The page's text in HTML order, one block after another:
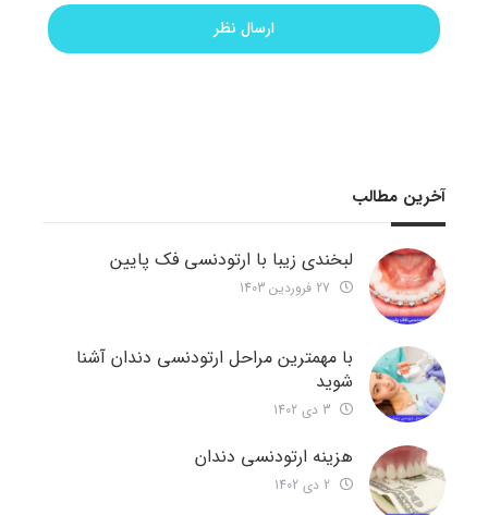
آخرین مطالب
لبخندی زیبا با ارتودنسی فک پایین
با مهمترین مراحل ارتودنسی دندان آشنا
شوید
هزینه ارتودنسی دندان